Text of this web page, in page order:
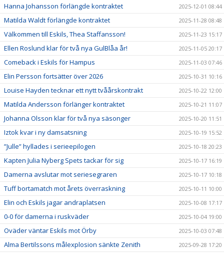
Hanna Johansson förlängde kontraktet 2025-12-01 08:44
Matilda Waldt förlängde kontraktet 2025-11-28 08:48
Välkommen till Eskils, Thea Staffansson! 2025-11-23 15:17
Ellen Roslund klar för två nya GulBlåa år! 2025-11-05 20:17
Comeback i Eskils för Hampus 2025-11-03 07:46
Elin Persson fortsätter över 2026 2025-10-31 10:16
Louise Hayden tecknar ett nytt tvåårskontrakt 2025-10-22 12:00
Matilda Andersson förlänger kontraktet 2025-10-21 11:07
Johanna Olsson klar för två nya säsonger 2025-10-20 11:51
Iztok kvar i ny damsatsning 2025-10-19 15:52
”Julle” hyllades i serieepilogen 2025-10-18 20:23
Kapten Julia Nyberg Spets tackar för sig 2025-10-17 16:19
Damerna avslutar mot seriesegraren 2025-10-17 10:18
Tuff bortamatch mot årets överraskning 2025-10-11 10:00
Elin och Eskils jagar andraplatsen 2025-10-08 17:17
0-0 för damerna i ruskväder 2025-10-04 19:00
Oväder väntar Eskils mot Örby 2025-10-03 07:48
Alma Bertilssons målexplosion sänkte Zenith 2025-09-28 17:20